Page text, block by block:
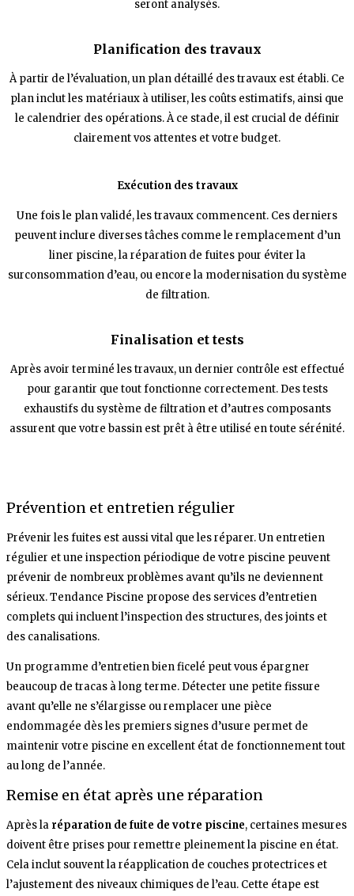
seront analysés.
Planification des travaux
À partir de l’évaluation, un plan détaillé des travaux est établi. Ce
plan inclut les matériaux à utiliser, les coûts estimatifs, ainsi que
le calendrier des opérations. À ce stade, il est crucial de définir
clairement vos attentes et votre budget.
Exécution des travaux
Une fois le plan validé, les travaux commencent. Ces derniers
peuvent inclure diverses tâches comme le remplacement d’un
liner piscine, la réparation de fuites pour éviter la
surconsommation d’eau, ou encore la modernisation du système
de filtration.
Finalisation et tests
Après avoir terminé les travaux, un dernier contrôle est effectué
pour garantir que tout fonctionne correctement. Des tests
exhaustifs du système de filtration et d’autres composants
assurent que votre bassin est prêt à être utilisé en toute sérénité.
Prévention et entretien régulier
Prévenir les fuites est aussi vital que les réparer. Un entretien
régulier et une inspection périodique de votre piscine peuvent
prévenir de nombreux problèmes avant qu’ils ne deviennent
sérieux. Tendance Piscine propose des services d’entretien
complets qui incluent l’inspection des structures, des joints et
des canalisations.
Un programme d’entretien bien ficelé peut vous épargner
beaucoup de tracas à long terme. Détecter une petite fissure
avant qu’elle ne s’élargisse ou remplacer une pièce
endommagée dès les premiers signes d’usure permet de
maintenir votre piscine en excellent état de fonctionnement tout
au long de l’année.
Remise en état après une réparation
Après la réparation de fuite de votre piscine, certaines mesures
doivent être prises pour remettre pleinement la piscine en état.
Cela inclut souvent la réapplication de couches protectrices et
l’ajustement des niveaux chimiques de l’eau. Cette étape est